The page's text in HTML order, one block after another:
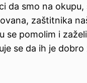
da smo na
zaštitnika
se pomolim i
se da ih je